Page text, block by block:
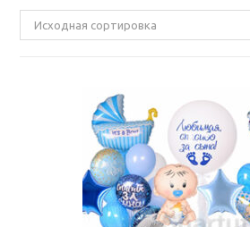
Исходная сортировка